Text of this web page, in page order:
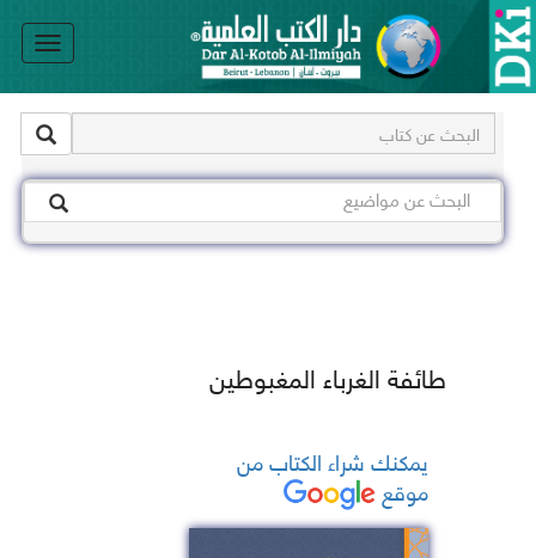
طائفة الغرباء المغبوطين
يمكنك شراء الكتاب من
موقع